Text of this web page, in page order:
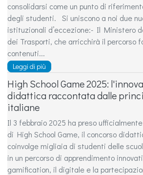
consolidarsi come un punto di
degli studenti. Si uniscono a noi due
istituzionali d’eccezione:- Il Ministero
dei Trasporti, che arricchirà il percorso
contenuti...
Leggi di più
High School Game 2025:
didattica raccontata dalle
italiane
Il 3 febbraio 2025 ha preso
di High School Game, il concorso
coinvolge migliaia di studenti delle
in un percorso di apprendimento
gamification, il digitale e la